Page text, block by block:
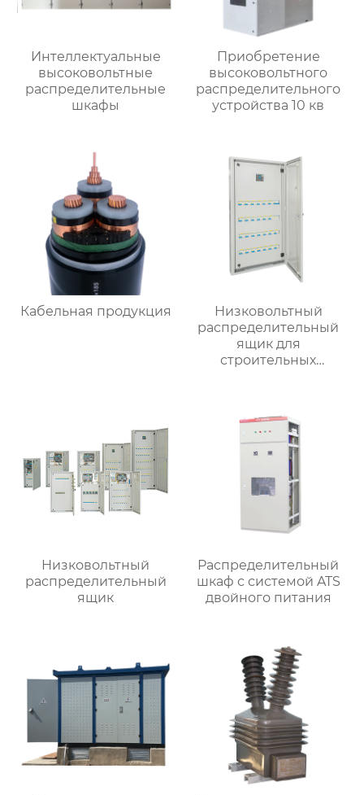
Интеллектуальные
высоковольтные
распределительные
шкафы
Приобретение
высоковольтного
распределительного
устройства 10 кв
Кабельная продукция
Низковольтный
распределительный
ящик для
строительных
Низковольтный
распределительный
ящик
Распределительный
шкаф с системой ATS
двойного питания